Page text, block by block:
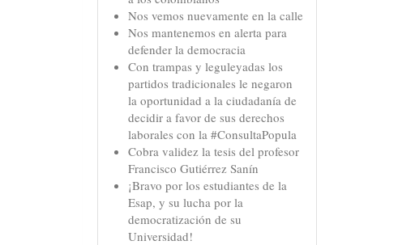
Nos vemos nuevamente en la calle
Nos mantenemos en alerta para
defender la democracia
Con trampas y leguleyadas los
partidos tradicionales le negaron
la oportunidad a la ciudadanía de
decidir a favor de sus derechos
laborales con la #ConsultaPopula
Cobra validez la tesis del profesor
Francisco Gutiérrez Sanín
¡Bravo por los estudiantes de la
Esap, y su lucha por la
democratización de su
Universidad!